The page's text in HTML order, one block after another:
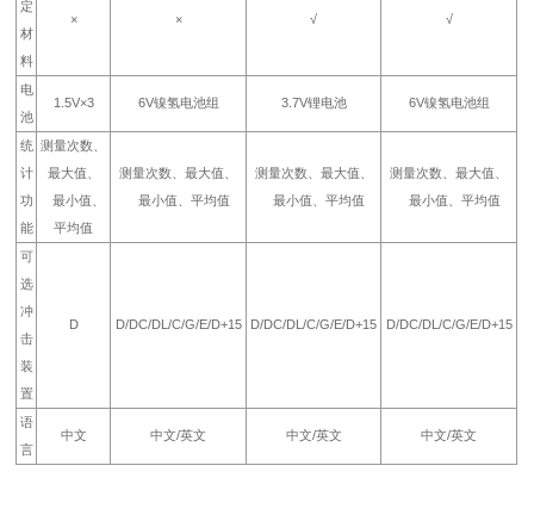
定
材
料
× × √ √
电
池
1.5V×3 6V镍氢电池组 3.7V锂电池 6V镍氢电池组
统
计
功
能
测量次数、
最大值、
最小值、
平均值
测量次数、最大值、
最小值、平均值
测量次数、最大值、
最小值、平均值
测量次数、最大值、
最小值、平均值
可
选
冲
击
装
置
D D/DC/DL/C/G/E/D+15 D/DC/DL/C/G/E/D+15 D/DC/DL/C/G/E/D+15
语
言
中文 中文/英文 中文/英文 中文/英文